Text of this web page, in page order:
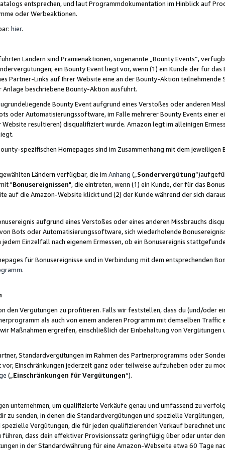
entsprechen, und laut Programmdokumentation im Hinblick auf
oder Werbeaktionen.
hier.
Ländern sind Prämienaktionen, sogenannte „Bounty Events“,
ein Bounty Event liegt vor, wenn (1) ein Kunde der für
Partner-Links auf Ihrer Website eine an der Bounty-Aktion
beschriebene Bounty-Aktion ausführt.
Bounty Event aufgrund eines Verstoßes oder anderen
oder Automatisierungssoftware, im Falle mehrerer Bounty Events einer
resultieren) disqualifiziert wurde. Amazon legt im alleinigen
spezifischen Homepages sind im Zusammenhang mit dem
Ländern verfügbar, die im Anhang („ Sondervergütung
"Bonusereignissen", die eintreten, wenn (1) ein Kunde, der für das
auf die Amazon-Website klickt und (2) der Kunde während der sich
aufgrund eines Verstoßes oder eines anderen Missbrauchs
Bots oder Automatisierungssoftware, sich wiederholende
Einzelfall nach eigenem Ermessen, ob ein Bonusereignis
für Bonusereignisse sind in Verbindung mit dem entsprechenden
.
den Vergütungen zu profitieren. Falls wir feststellen, dass du (und/oder
als auch von einem anderen Programm mit demselben
Maßnahmen ergreifen, einschließlich der Einbehaltung von
Standardvergütungen im Rahmen des Partnerprogramms oder
Einschränkungen jederzeit ganz oder teilweise aufzuheben oder zu
(„ Einschränkungen für Vergütungen“).
unternehmen, um qualifizierte Verkäufe genau und umfassend zu
zu senden, in denen die Standardvergütungen und spezielle
Vergütungen, die für jeden qualifizierenden Verkauf berechnet
führen, dass dein effektiver Provisionssatz geringfügig über oder unter
in der Standardwährung für eine Amazon-Webseite etwa 60 Tage